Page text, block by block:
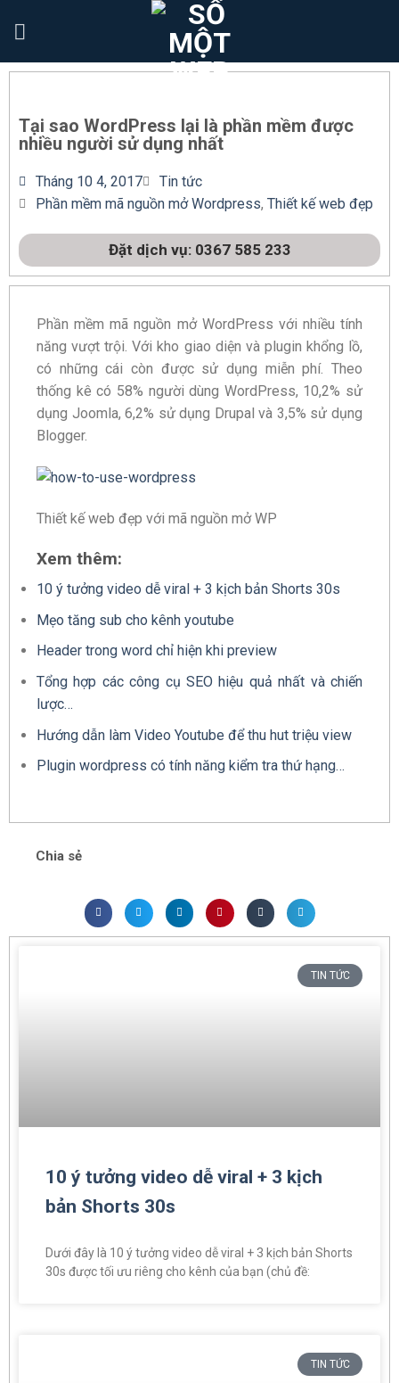
Tại sao WordPress lại là phần mềm được
nhiều người sử dụng nhất
Tháng 10 4, 2017
Tin tức
Phần mềm mã nguồn mở Wordpress, Thiết kế web đẹp
Đặt dịch vụ: 0367 585 233
Phần mềm mã nguồn mở WordPress với nhiều tính
năng vượt trội. Với kho giao diện và plugin khổng lồ,
có những cái còn được sử dụng miễn phí. Theo
thống kê có 58% người dùng WordPress, 10,2% sử
dụng Joomla, 6,2% sử dụng Drupal và 3,5% sử dụng
Blogger.
Thiết kế web đẹp với mã nguồn mở WP
Xem thêm:
10 ý tưởng video dễ viral + 3 kịch bản Shorts 30s
Mẹo tăng sub cho kênh youtube
Header trong word chỉ hiện khi preview
Tổng hợp các công cụ SEO hiệu quả nhất và chiến
lược…
Hướng dẫn làm Video Youtube để thu hut triệu view
Plugin wordpress có tính năng kiểm tra thứ hạng…
Chia sẻ
TIN TỨC
10 ý tưởng video dễ viral + 3 kịch
bản Shorts 30s
Dưới đây là 10 ý tưởng video dễ viral + 3 kịch bản Shorts
30s được tối ưu riêng cho kênh của bạn (chủ đề:
TIN TỨC